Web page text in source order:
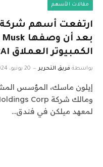
مقالات الأسهم
الكمبيوتر العملاق xAI
بواسطة فريق التحرير 20 يونيو، 2024
لمعهد ميلكن في فندق…